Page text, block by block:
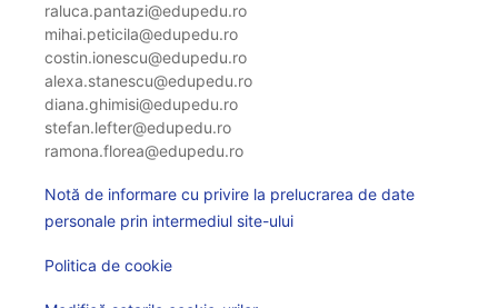
raluca.pantazi@edupedu.ro
mihai.peticila@edupedu.ro
costin.ionescu@edupedu.ro
alexa.stanescu@edupedu.ro
diana.ghimisi@edupedu.ro
stefan.lefter@edupedu.ro
ramona.florea@edupedu.ro
Notă de informare cu privire la prelucrarea de date
personale prin intermediul site-ului
Politica de cookie